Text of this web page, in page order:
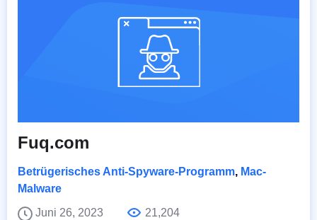
Fuq.com
Betrügerisches Anti-Spyware-Programm, Mac-
Malware
Juni 26, 2023
21,204